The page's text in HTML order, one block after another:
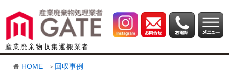
産業廃棄物収集運搬業者
HOME
回収事例